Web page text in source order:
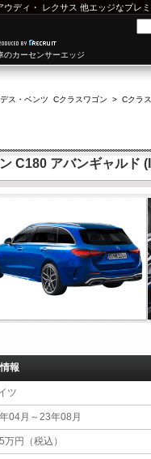
ウディ ・ レクサス 他エッジなプレ
カーセンサーエッジ
デス・ベンツ Cクラスワゴン > Cクラ
C180 アバンギャルド
報
ツ
04月～23年08月
万円（税込）